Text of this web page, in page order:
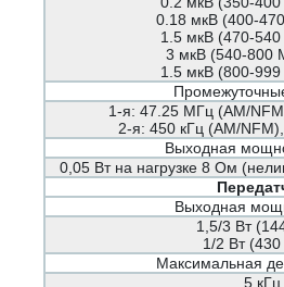
0.18 мкВ (400-
1.5 мкВ (470-
3 мкВ (540-800
1.5 мкВ (800-
1-я: 47.25 МГц (AM/
2-я: 450 кГц (AM/
Выходная
0,05 Вт на нагрузке 8 Ом
Выходная
1,5/3 Вт
1/2 Вт
Максимальная
5 кГц